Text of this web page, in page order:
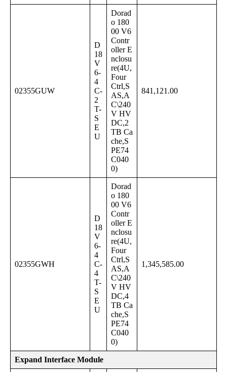
02355GUW
D
18
V
6-
4
C-
2
T-
S
E
U
Dorad
o 180
00 V6
Contr
oller E
nclosu
re(4U,
Four
Ctrl,S
AS,A
C\240
V HV
DC,2
TB Ca
che,S
PE74
C040
0)
841,121.00
02355GWH
D
18
V
6-
4
C-
4
T-
S
E
U
Dorad
o 180
00 V6
Contr
oller E
nclosu
re(4U,
Four
Ctrl,S
AS,A
C\240
V HV
DC,4
TB Ca
che,S
PE74
C040
0)
1,345,585.00
Expand Interface Module